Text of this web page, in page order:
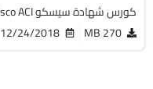
كورس شهادة سيسكو Cisco ACI
270 MB
12/24/2018